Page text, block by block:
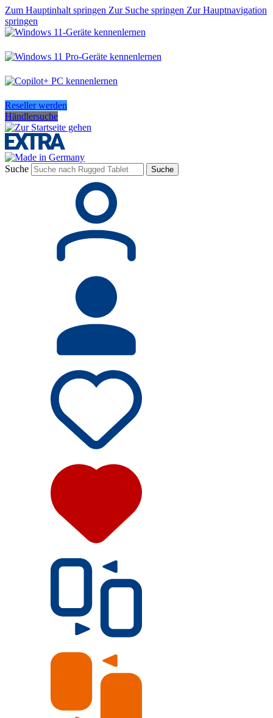
Zum Hauptinhalt springen Zur Suche springen Zur Hauptnavigation
springen
Reseller werden
Händlersuche
Suche Suche